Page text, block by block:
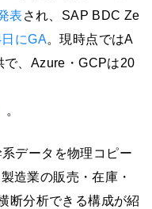
表 され、SAP BDC Ze
にGA。現時点ではA
、Azure・GCPは20
。
データを物理コピー
造業の販売・在庫・
断分析できる構成が紹